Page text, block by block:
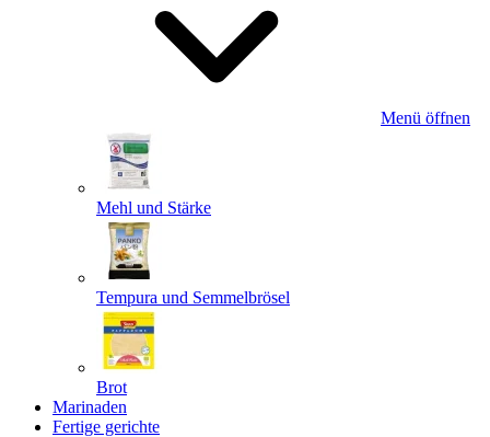
Menü öffnen
Mehl und Stärke
Tempura und Semmelbrösel
Brot
Marinaden
Fertige gerichte